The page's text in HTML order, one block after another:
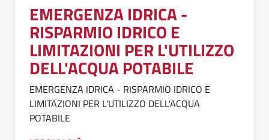
EMERGENZA IDRICA -
RISPARMIO IDRICO E
LIMITAZIONI PER L'UTILIZZO
DELL'ACQUA POTABILE
EMERGENZA IDRICA - RISPARMIO IDRICO E
LIMITAZIONI PER L'UTILIZZO DELL'ACQUA
POTABILE